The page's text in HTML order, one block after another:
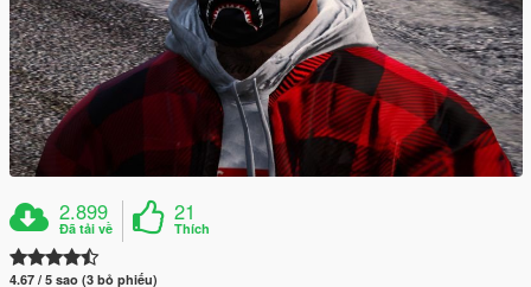
2.899
Đã tải về
21
Thích
4.67 / 5 sao (3 bỏ phiếu)